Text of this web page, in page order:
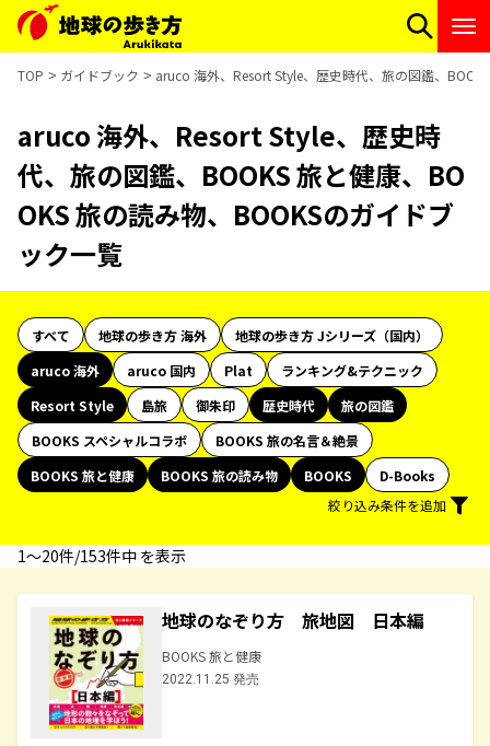
TOP ガイドブック aruco 海外、Resort Style、歴史時代、旅の図鑑、
aruco 海外、Resort Style、歴史時
代、旅の図鑑、BOOKS 旅と健康、BO
OKS 旅の読み物、BOOKSのガイドブ
ック一覧
すべて 地球の歩き方 海外
地球の歩き方 Jシリーズ（国内）
aruco 海外
aruco 国内 Plat
ランキング&テクニック
Resort Style
島旅 御朱印 歴史時代
旅の図鑑
BOOKS スペシャルコラボ
BOOKS 旅の名言＆絶景
BOOKS 旅と健康
BOOKS 旅の読み物 BOOKS
D-Books
絞り込み条件を追加
1〜20件/153件中 を表示
地球のなぞり方 旅地図 日本編
BOOKS 旅と健康
2022.11.25 発売